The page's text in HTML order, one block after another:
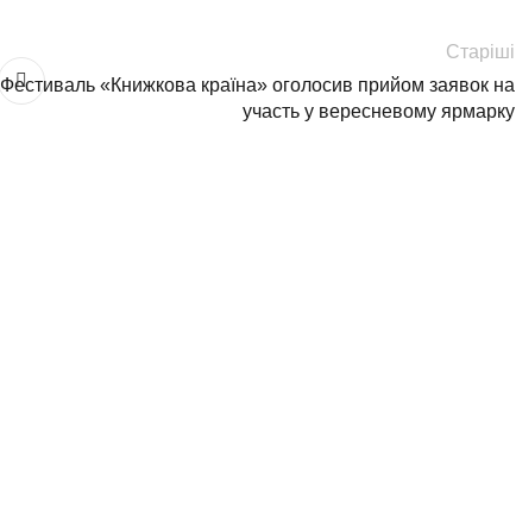
Старіші
Фестиваль «Книжкова країна» оголосив прийом заявок на
участь у вересневому ярмарку